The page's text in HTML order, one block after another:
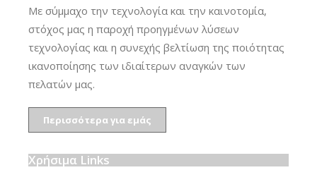
Με σύμμαχο την τεχνολογία και την καινοτομία,
στόχος μας η παροχή προηγμένων λύσεων
τεχνολογίας και η συνεχής βελτίωση της ποιότητας
ικανοποίησης των ιδιαίτερων αναγκών των
πελατών μας.
Περισσότερα για εμάς
Χρήσιμα Links